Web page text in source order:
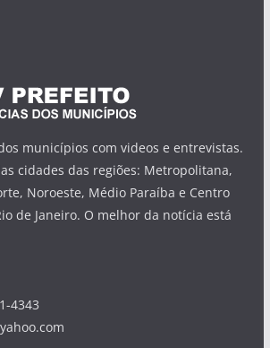
municípios com videos e entrevistas.
cidades das regiões: Metropolitana,
Noroeste, Médio Paraíba e Centro
de Janeiro. O melhor da notícia está
4343